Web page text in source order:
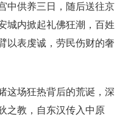
中供养三日，随后送往京
城内掀起礼佛狂潮，百姓
以表虔诚，劳民伤财的奢
这场狂热背后的荒诞，深
之教，自东汉传入中原